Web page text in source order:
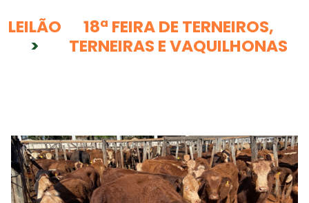
LEILÃO
>
18ª FEIRA DE TERNEIROS,
TERNEIRAS E VAQUILHONAS